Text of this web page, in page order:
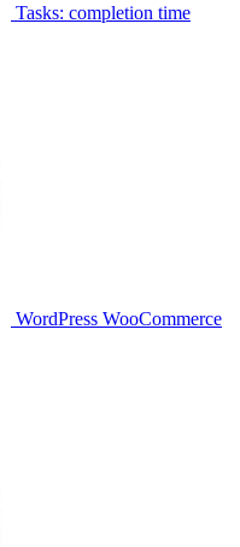
Tasks: completion time
WordPress WooCommerce